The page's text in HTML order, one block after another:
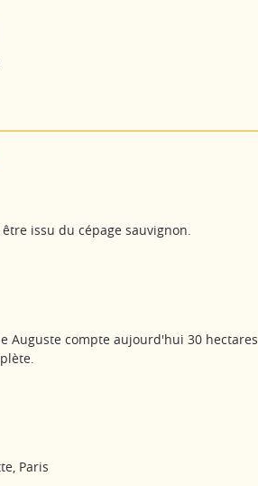
issu du cépage sauvignon.
Auguste compte aujourd'hui 30 hectares
Paris